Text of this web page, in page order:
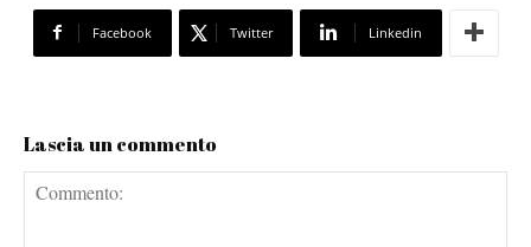
Facebook Twitter Linkedin
Lascia un commento